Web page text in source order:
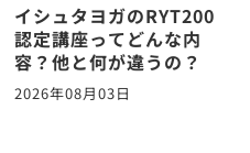
イシュタヨガのRYT200
認定講座ってどんな内
容？他と何が違うの？
2026年08月03日